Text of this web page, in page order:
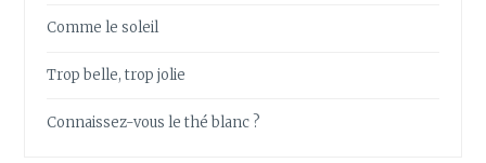
Comme le soleil
Trop belle, trop jolie
Connaissez-vous le thé blanc ?